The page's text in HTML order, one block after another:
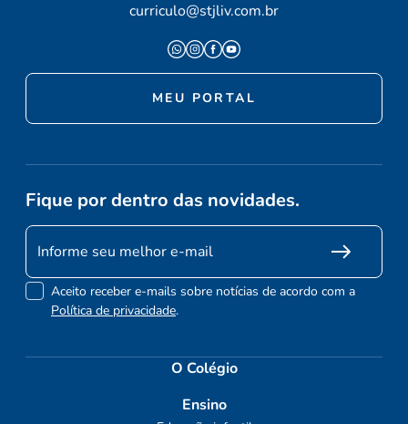
curriculo@stjliv.com.br
O Colégio
Ensino
MEU PORTAL
Fique por dentro das novidades.
Aceito receber e-mails sobre notícias de acordo com a
Política de privacidade.